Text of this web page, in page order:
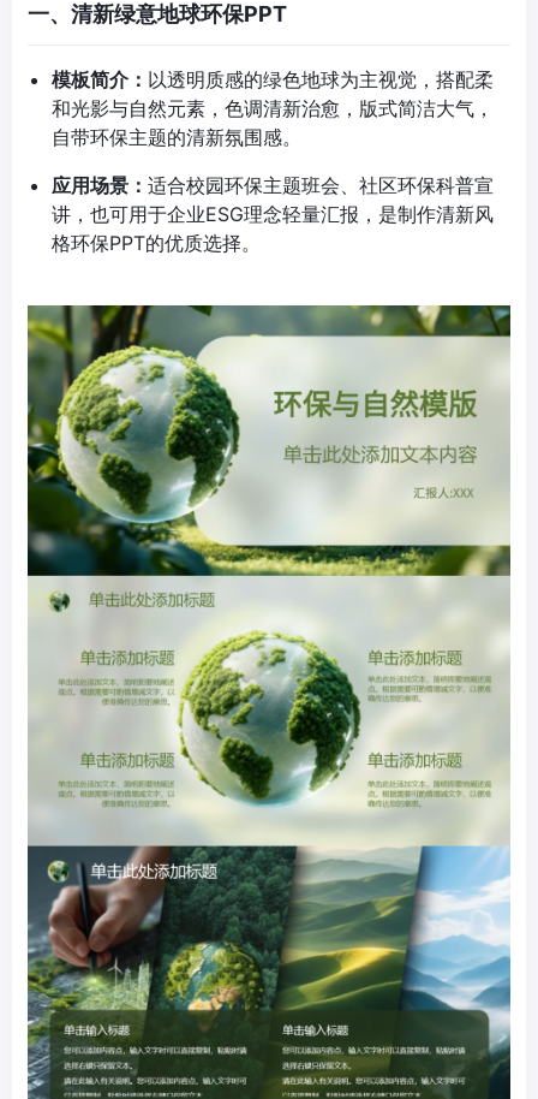
一、清新绿意地球环保PPT
模板简介： 以透明质感的绿色地球为主视觉，搭配柔
和光影与自然元素，色调清新治愈，版式简洁大气，
自带环保主题的清新氛围感。
应用场景： 适合校园环保主题班会、社区环保科普宣
讲，也可用于企业ESG理念轻量汇报，是制作清新风
格环保PPT的优质选择。